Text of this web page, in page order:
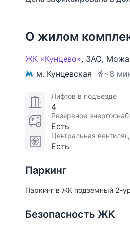
игровых площадок,
животных. Вход на
электронным
О жилом
ЖК «Кунцево», ЗАО,
м. Кунцевская
~8
Лифтов в подъезде
4
Резервное
Есть
Центральная
Есть
Паркинг
Паркинг в ЖК подземный 2-
Безопасность ЖК